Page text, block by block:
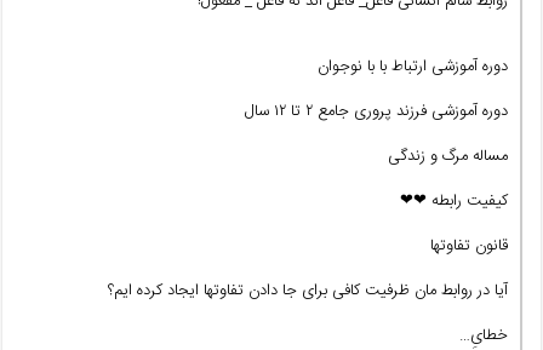
دوره آموزشی ارتباط با با نوجوان
دوره آموزشی فرزند پروری جامع ۲ تا ۱۲ سال
مساله مرگ و زندگی
کیفیت رابطه ❤❤
قانون تفاوتها
آیا در روابط مان ظرفیت کافی برای جا دادن تفاوتها ایجاد کرده ایم؟
خطایِ…